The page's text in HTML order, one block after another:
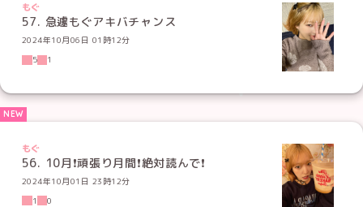
もぐ
57. 急遽もぐアキバチャンス
2024年10月06日 01時12分
5
1
もぐ
56. 10月❗️頑張り月間❗️絶対読んで❗️
2024年10月01日 23時12分
1
0